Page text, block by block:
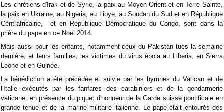
Les chrétiens d'Irak et de Syrie, la paix au Moyen-Orient et en Terre Sainte,
la paix en Ukraine, au Nigeria, au Libye, au Soudan du Sud et en République
Centrafricaine, et en République Démocratique du Congo, sont dans la
prière du pape en ce Noël 2014.
Mais aussi pour les enfants, notamment ceux du Pakistan tués la semaine
dernière, et leurs familles, les victimes du virus ébola au Liberia, en Sierra
Leone et en Guinée.
La bénédiction a été précédée et suivie par les hymnes du Vatican et de
l'Italie exécutés par les fanfares des carabiniers et de la gendarmerie
vaticane, en présence du piquet d'honneur de la Garde suisse pontificale en
grande tenue et de la marine militaire italienne. Le pape était entourés des